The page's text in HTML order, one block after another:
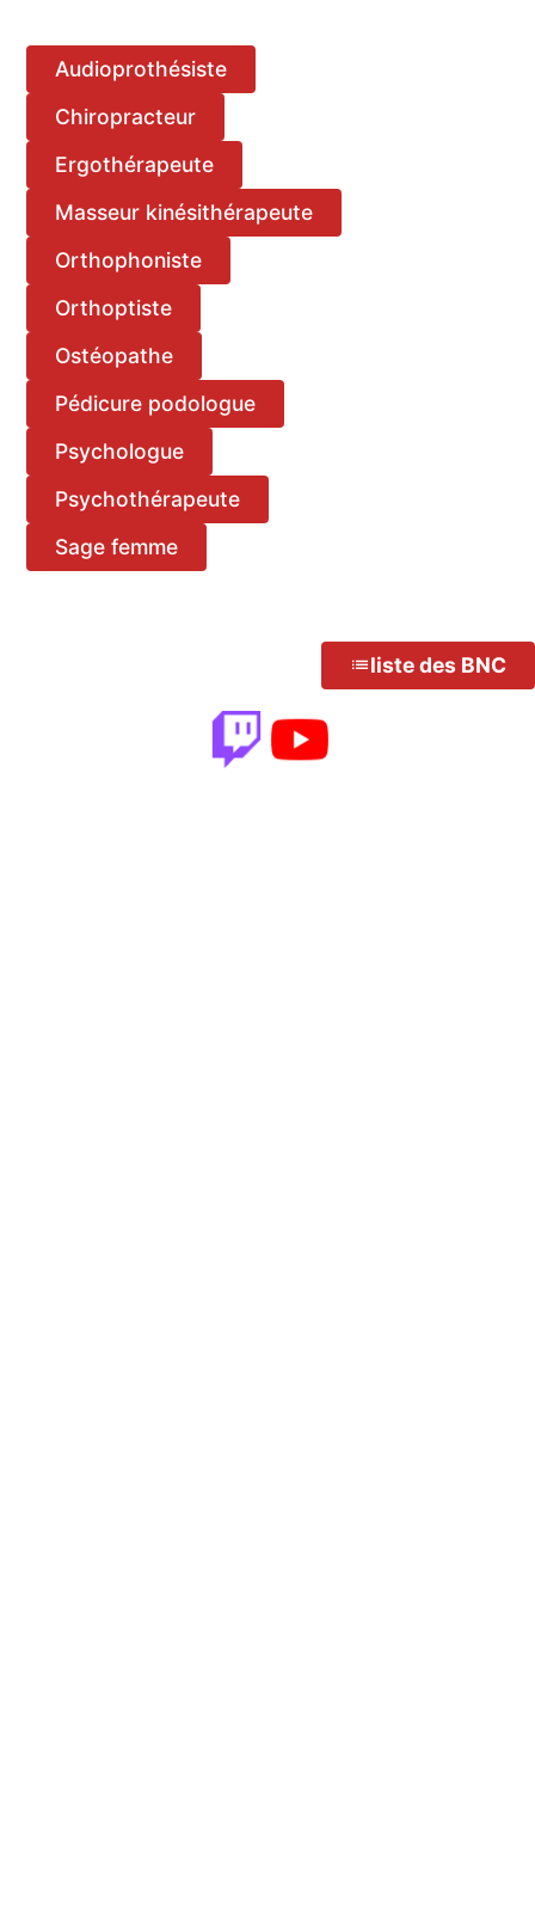
Audioprothésiste
Chiropracteur
Ergothérapeute
Masseur kinésithérapeute
Orthophoniste
Orthoptiste
Ostéopathe
Pédicure podologue
Psychologue
Psychothérapeute
Sage femme
liste des BNC